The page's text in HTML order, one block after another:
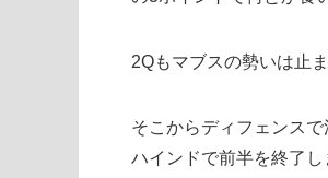
2Qもマブスの勢いは止
そこからディフェンス
ハインドで前半を終了し